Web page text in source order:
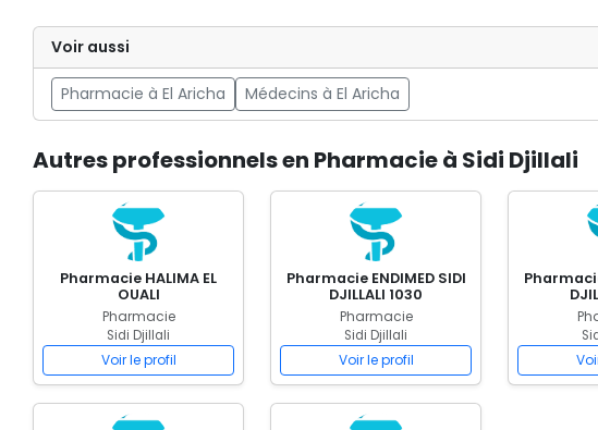
Voir aussi
Pharmacie à El Aricha Médecins à El Aricha
Autres professionnels en Pharmacie à Sidi Djillali
Pharmacie HALIMA EL
OUALI
Pharmacie
Sidi Djillali
Voir le profil
Pharmacie ENDIMED SIDI
DJILLALI 1030
Pharmacie
Sidi Djillali
Voir le profil